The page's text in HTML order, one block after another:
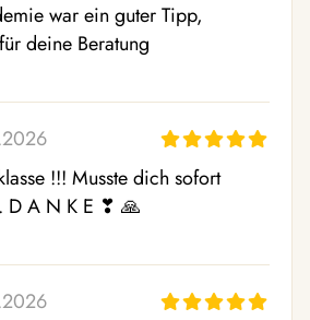
war ein guter Tipp,
deine Beratung
!!! Musste dich sofort
D A N K E ❣ ️🙏